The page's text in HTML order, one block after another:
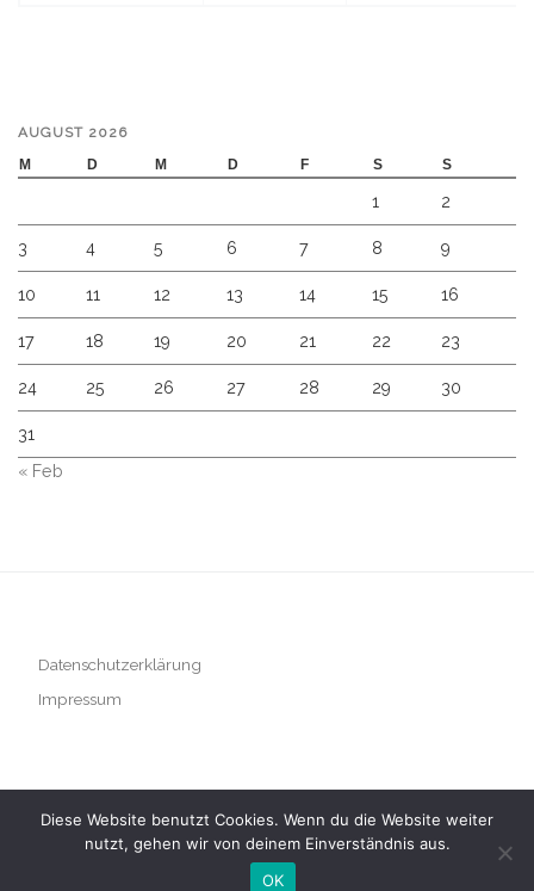
AUGUST 2026
M
D M D F S S
1 2
3 4 5 6 7 8 9
10 11 12 13 14 15 16
17 18 19 20 21 22 23
24 25 26 27 28 29 30
31
« Feb
Datenschutzerklärung
Impressum
© 2026– Alle Rechte vorbehalten
– Entworfen mit dem
Diese Website benutzt Cookies. Wenn du die Website weiter
nutzt, gehen wir von deinem Einverständnis aus.
OK